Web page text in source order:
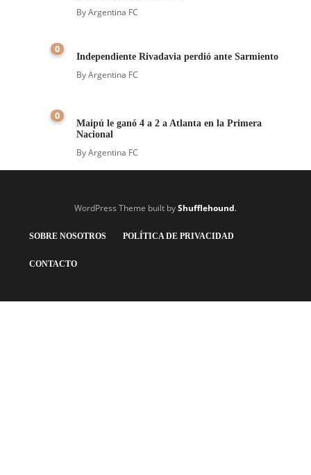
ByArgentina FC
0
Independiente Rivadavia perdió ante Sarmiento
ByArgentina FC
0
Maipú le ganó 4 a 2 a Atlanta en la Primera
Nacional
ByArgentina FC
WordPress Theme built byShufflehound.
SOBRE NOSOTROS POLÍTICA DE PRIVACIDAD
CONTACTO